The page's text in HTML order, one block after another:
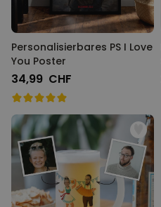
Personalisierbares PS I Love
You Poster
34,99 CHF